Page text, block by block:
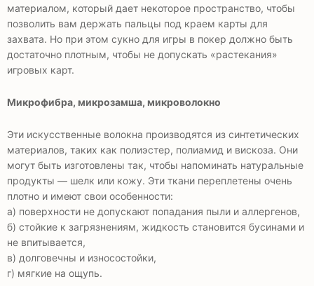
материалом, который дает некоторое пространство, чтобы
позволить вам держать пальцы под краем карты для
захвата. Но при этом сукно для игры в покер должно быть
достаточно плотным, чтобы не допускать «растекания»
игровых карт.
Микрофибра, микрозамша, микроволокно
Эти искусственные волокна производятся из синтетических
материалов, таких как полиэстер, полиамид и вискоза. Они
могут быть изготовлены так, чтобы напоминать натуральные
продукты — шелк или кожу. Эти ткани переплетены очень
плотно и имеют свои особенности:
а) поверхности не допускают попадания пыли и аллергенов,
б) стойкие к загрязнениям, жидкость становится бусинами и
не впитывается,
в) долговечны и износостойки,
г) мягкие на ощупь.